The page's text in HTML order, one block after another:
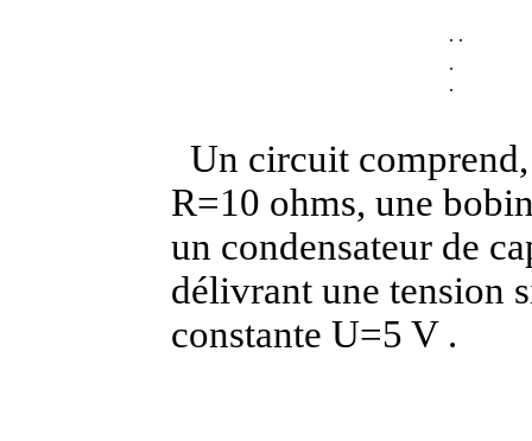
. .
.
.
Un circuit
R=10 ohms, une
un condensateur de
délivrant une tension
constante U=5 V .